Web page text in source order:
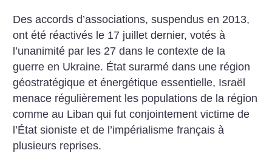
Des accords d’associations, suspendus en 2013,
ont été réactivés le 17 juillet dernier, votés à
l’unanimité par les 27 dans le contexte de la
guerre en Ukraine. État surarmé dans une région
géostratégique et énergétique essentielle, Israël
menace régulièrement les populations de la région
comme au Liban qui fut conjointement victime de
l’État sioniste et de l’impérialisme français à
plusieurs reprises.